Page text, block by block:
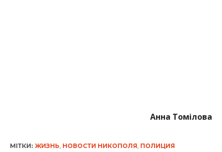
Анна Томілова
МІТКИ: ЖИЗНЬ НОВОСТИ НИКОПОЛЯ ПОЛИЦИЯ